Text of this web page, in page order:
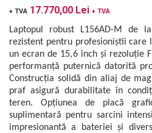
Sonometre
Stații de monitorizare meteo
Alte echipamente de măsurare
Mașini și utilaje industriale
Utilaje feroviare
Mașini de echilibrare dinamică
Sisteme electrodinamice de testare la
vibrații
Condiționere
Anemometre
Sonometre
Stații de monitorizare meteo
Alte echipamente de măsurare
sudură
Boghiuri de cale ferată
Alte utilaje feroviare
Echipament testare sisteme de
franare vehicule feroviare
Macarale portal
Senzori piezoelectrici
Senzori AGS
Microfoane de măsurare
Senzori de deplasare
Senzori seismici
Lunitek
Gill Instruments
ZAGRO
Emanuel
Romell Inc.
+ TVA 17.770,00 Lei + TVA
Laptopul robust L156AD-M de
rezistent pentru profesioniștii care
un ecran de 15,6 inch și rezoluție
performanță puternică datorită
Construcția solidă din aliaj de
praf asigură durabilitate în
teren. Opțiunea de placă
suplimentară pentru sarcini
impresionantă a bateriei și